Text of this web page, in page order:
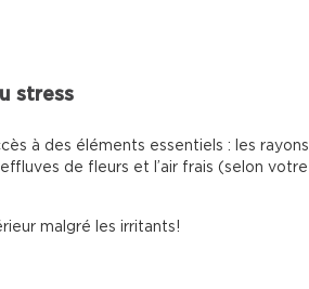
stress
à des éléments essentiels : les rayons
de fleurs et l’air frais (selon votre
malgré les irritants!